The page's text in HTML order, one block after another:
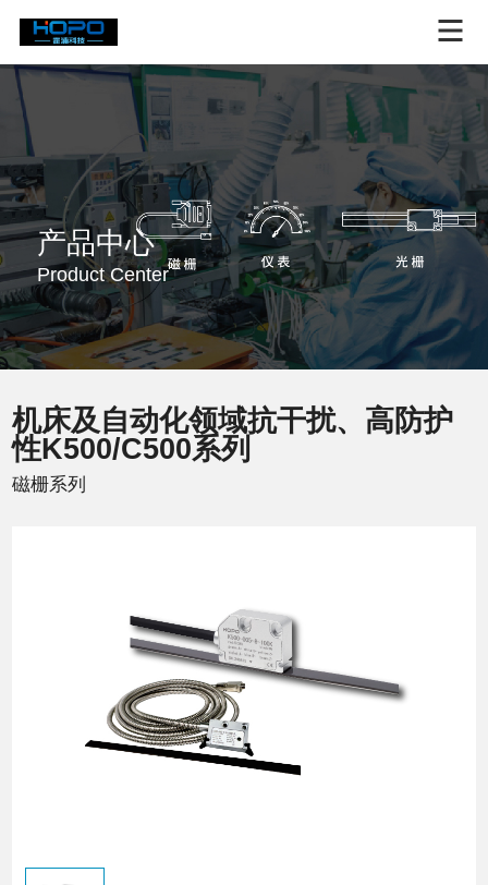
产品中心
Product Center
机床及自动化领域抗干扰、高防护
性K500/C500系列
磁栅系列